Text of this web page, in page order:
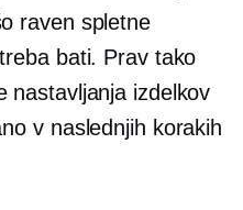
raven spletne
bati. Prav tako
nastavljanja izdelkov
v naslednjih korakih